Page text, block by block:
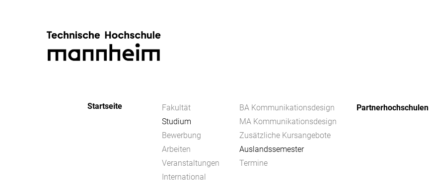
Startseite
Fakultät
Studium
BA Kommunikationsdesign
MA Kommunikationsdesign
Zusätzliche Kursangebote
Auslandssemester
Partnerhochschulen
Termine
Bewerbung
Arbeiten
Veranstaltungen
International